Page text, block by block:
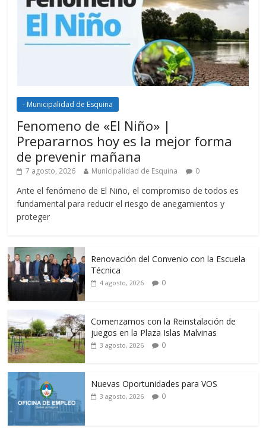
- Municipalidad de Esquina
Fenomeno de «El Niño» |
Prepararnos hoy es la mejor forma
de prevenir mañana
7 agosto, 2026 Municipalidad de Esquina 0
Ante el fenómeno de El Niño, el compromiso de todos es
fundamental para reducir el riesgo de anegamientos y
proteger
Renovación del Convenio con la Escuela
Técnica
4 agosto, 2026 0
Comenzamos con la Reinstalación de
juegos en la Plaza Islas Malvinas
3 agosto, 2026 0
Nuevas Oportunidades para VOS
3 agosto, 2026 0